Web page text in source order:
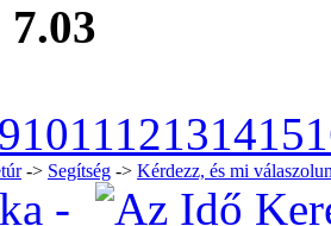
7.03
9101112131415
-> Segítség -> Kérdezz, és mi